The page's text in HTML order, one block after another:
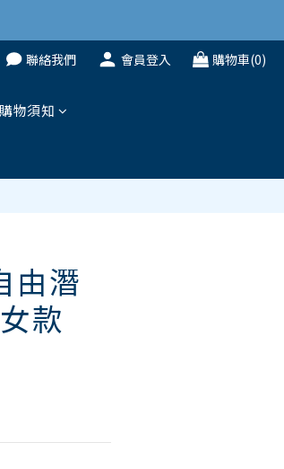
聯絡我們 會員登入 購物車(0)
購物須知
由潛
款
立即購買